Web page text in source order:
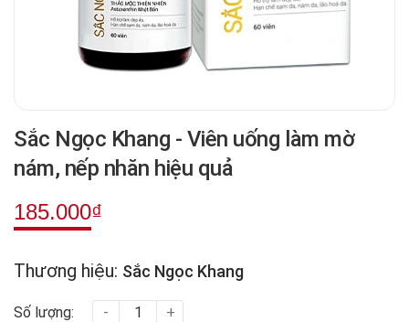
Sắc Ngọc Khang - Viên uống làm mờ
nám, nếp nhăn hiệu quả
185.000₫
Thương hiệu: Sắc Ngọc Khang
Số lượng: - +